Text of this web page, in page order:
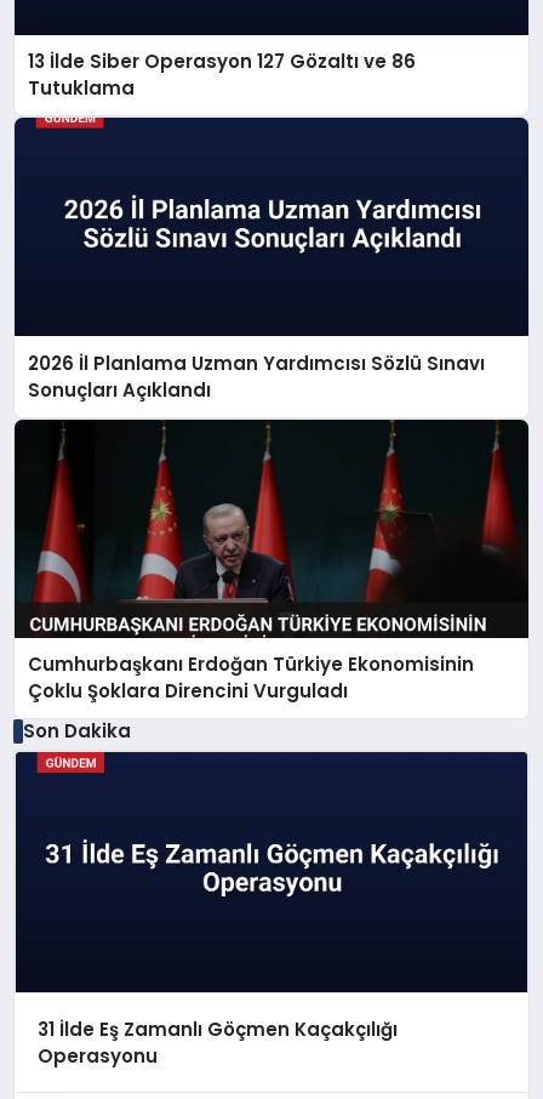
13 İlde Siber Operasyon 127 Gözaltı ve 86
Tutuklama
2026 İl Planlama Uzman Yardımcısı Sözlü Sınavı
Sonuçları Açıklandı
Cumhurbaşkanı Erdoğan Türkiye Ekonomisinin
Çoklu Şoklara Direncini Vurguladı
Son Dakika
31 İlde Eş Zamanlı Göçmen Kaçakçılığı
Operasyonu